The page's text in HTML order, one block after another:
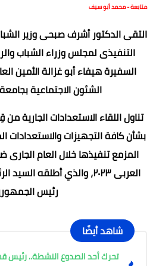
متابعة - محمد أبو سيف
التقى الدكتور أشرف صبحى وزير
التنفيذى لمجلس وزراء الشباب
السفيرة هيفاء أبو غزالة الأمين
الشئون الاجتماعية
تناول اللقاء الاستعدادات الجارية
بشأن كافة التجهيزات والاستعدادات
المزمع تنفيذها خلال العام
العربى ٢٠٢٣، والذي أطلقه
رئيس
شاهد أيضًا
تحرك أحد الصدوع النشطة.. رئيس